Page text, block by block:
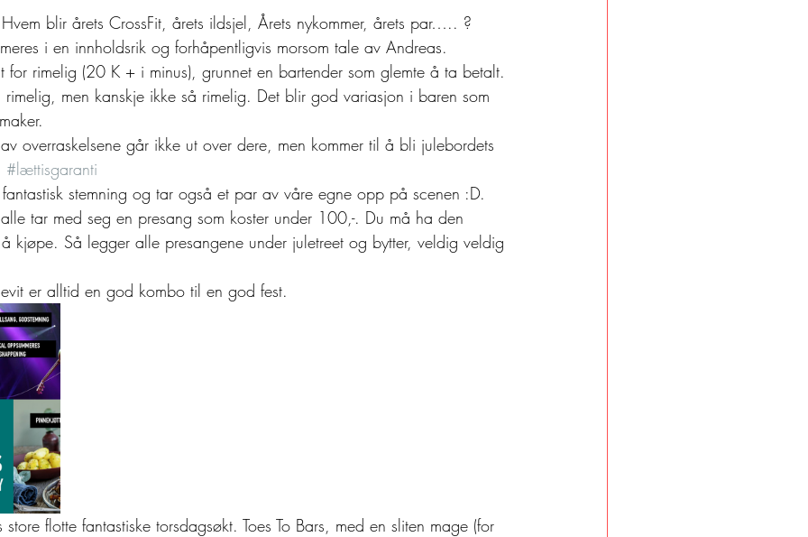
blir årets CrossFit, årets ildsjel, Årets nykommer, årets par….. ?
i en innholdsrik og forhåpentligvis morsom tale av Andreas.
for rimelig (20 K + i minus), grunnet en bartender som glemte å ta betalt.
men kanskje ikke så rimelig. Det blir god variasjon i baren som
overraskelsene går ikke ut over dere, men kommer til å bli julebordets
#lættisgaranti
stemning og tar også et par av våre egne opp på scenen :D.
tar med seg en presang som koster under 100,-. Du må ha den
kjøpe. Så legger alle presangene under juletreet og bytter, veldig veldig
er alltid en god kombo til en god fest.
flotte fantastiske torsdagsøkt. Toes To Bars, med en sliten mage (for